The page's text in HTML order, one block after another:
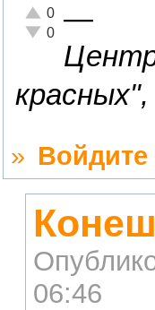
Отлично!
0
Неадекватно!
0 —
» Войдите
06:46